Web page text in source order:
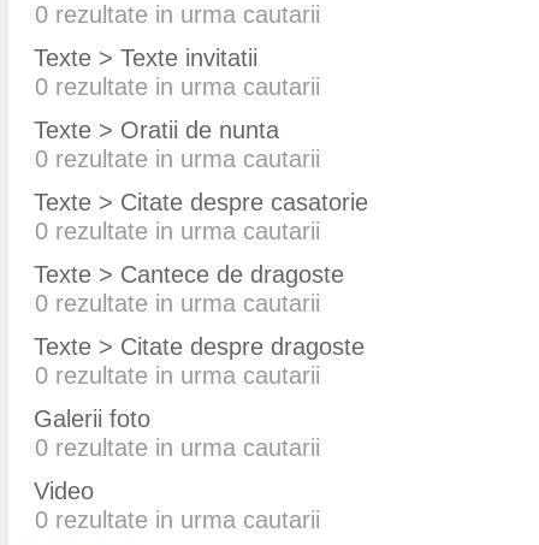
0 rezultate in urma cautarii
Texte > Texte invitatii
0 rezultate in urma cautarii
Texte > Oratii de nunta
0 rezultate in urma cautarii
Texte > Citate despre casatorie
0 rezultate in urma cautarii
Texte > Cantece de dragoste
0 rezultate in urma cautarii
Texte > Citate despre dragoste
0 rezultate in urma cautarii
Galerii foto
0 rezultate in urma cautarii
Video
0 rezultate in urma cautarii